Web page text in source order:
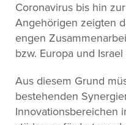
Coronavirus bis hin
Angehörigen zeigten
engen
bzw. Europa und
Aus diesem Grund
bestehenden
Innovationsbereichen